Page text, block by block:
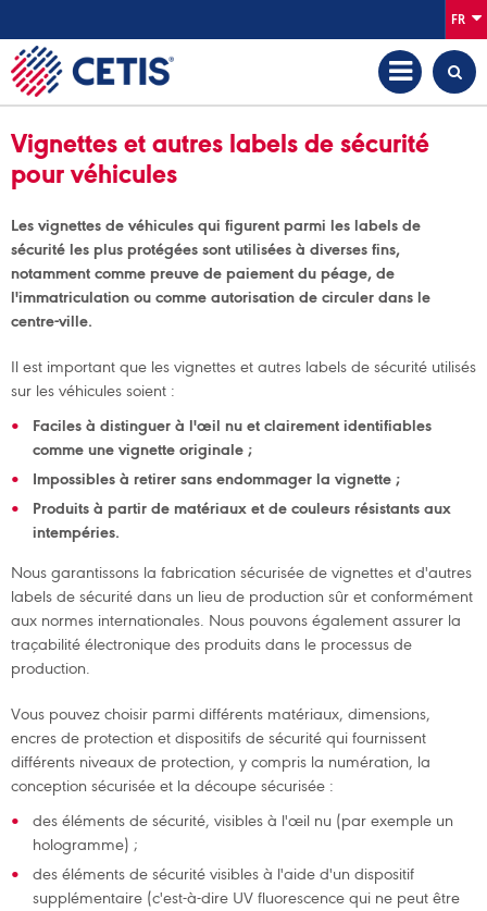
FR
Vignettes et autres labels de sécurité
pour véhicules
Les vignettes de véhicules qui figurent parmi les labels de
sécurité les plus protégées sont utilisées à diverses fins,
notamment comme preuve de paiement du péage, de
l'immatriculation ou comme autorisation de circuler dans le
centre-ville.
Il est important que les vignettes et autres labels de sécurité utilisés
sur les véhicules soient :
Faciles à distinguer à l'œil nu et clairement identifiables
comme une vignette originale ;
Impossibles à retirer sans endommager la vignette ;
Produits à partir de matériaux et de couleurs résistants aux
intempéries.
Nous garantissons la fabrication sécurisée de vignettes et d'autres
labels de sécurité dans un lieu de production sûr et conformément
aux normes internationales. Nous pouvons également assurer la
traçabilité électronique des produits dans le processus de
production.
Vous pouvez choisir parmi différents matériaux, dimensions,
encres de protection et dispositifs de sécurité qui fournissent
différents niveaux de protection, y compris la numération, la
conception sécurisée et la découpe sécurisée :
des éléments de sécurité, visibles à l'œil nu (par exemple un
hologramme) ;
des éléments de sécurité visibles à l'aide d'un dispositif
supplémentaire (c'est-à-dire UV fluorescence qui ne peut être